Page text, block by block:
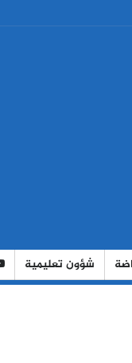
شؤون تعليمية